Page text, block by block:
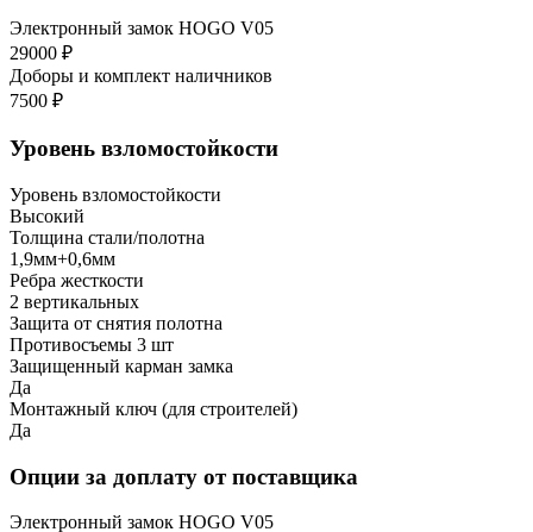
Электронный замок HOGO V05
29000 ₽
Доборы и комплект наличников
7500 ₽
Уровень взломостойкости
Уровень взломостойкости
Высокий
Толщина стали/полотна
1,9мм+0,6мм
Ребра жесткости
2 вертикальных
Защита от снятия полотна
Противосъемы 3 шт
Защищенный карман замка
Да
Монтажный ключ (для строителей)
Да
Опции за доплату от поставщика
Электронный замок HOGO V05